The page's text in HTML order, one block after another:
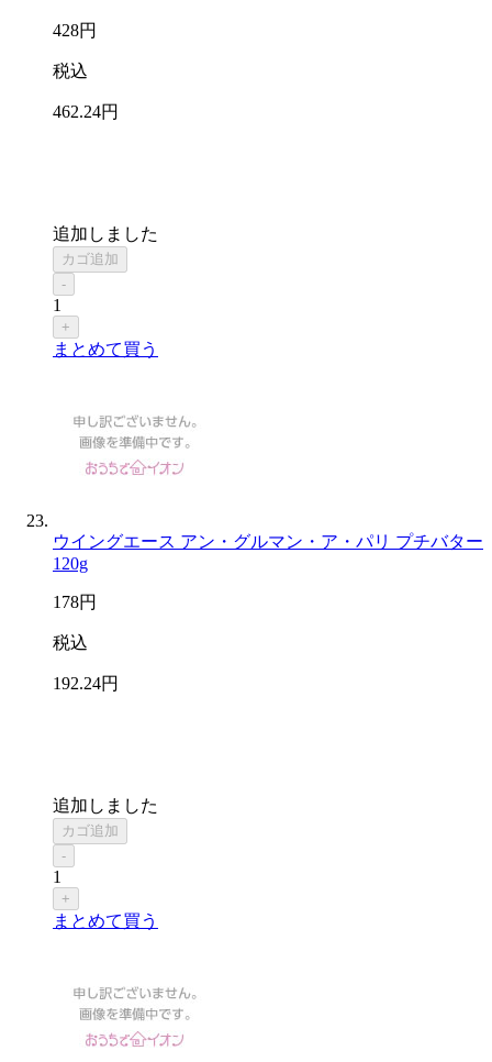
428円
税込
462.24円
追加しました
カゴ追加
-
1
+
まとめて買う
ウイングエース アン・グルマン・ア・パリ プチバター
120g
178円
税込
192.24円
追加しました
カゴ追加
-
1
+
まとめて買う